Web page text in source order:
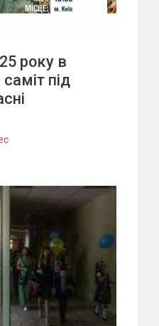
року в
під